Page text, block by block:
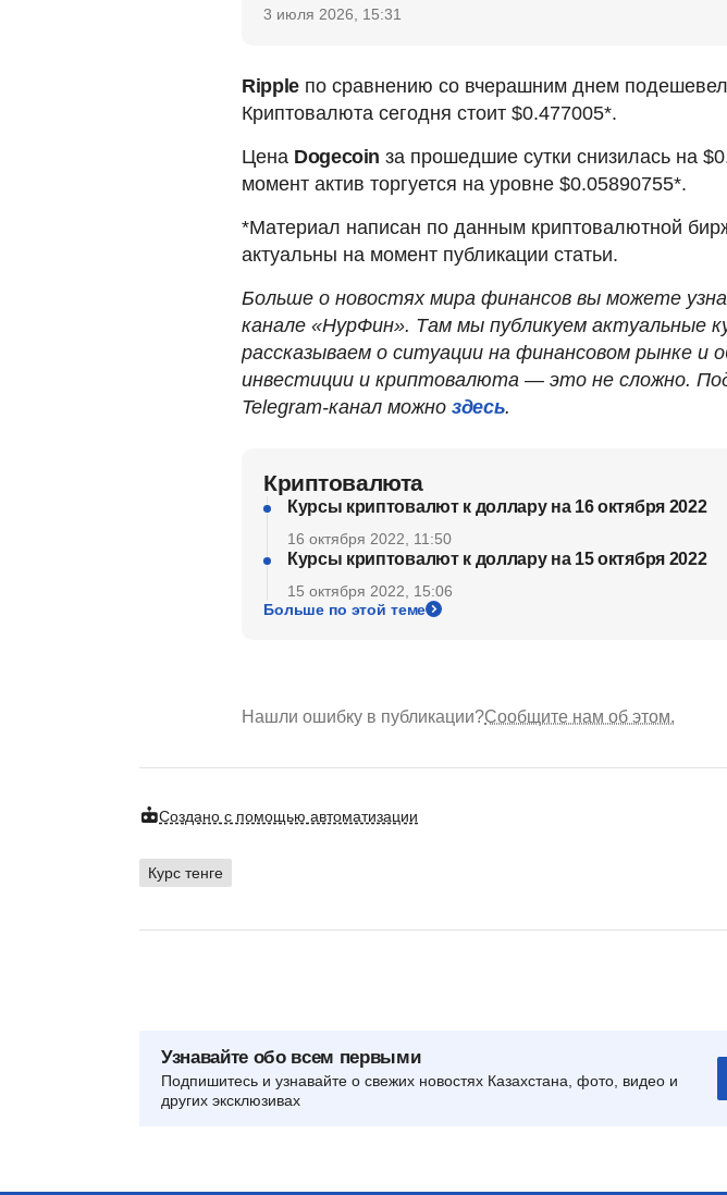
3 июля 2026, 15:31
Rippleпо сравнению со вчерашним днем
Криптовалюта сегодня стоит $0.477005*.
Цена Dogecoin за прошедшие сутки снизилась на
момент актив торгуется на уровне $0.05890755*.
*Материал написан по данным криптовалютной
актуальны на момент публикации статьи.
Больше о новостях мира финансов вы можете
канале «НурФин». Там мы публикуем актуальные
рассказываем о ситуации на финансовом рынке и
инвестиции и криптовалюта — это не сложно.
Telegram-канал можно здесь.
Криптовалюта
Курсы криптовалют к доллару на 16 октября 2022
16 октября 2022, 11:50
Курсы криптовалют к доллару на 15 октября 2022
15 октября 2022, 15:06
Больше по этой теме
Нашли ошибку в публикации?Сообщите нам об этом.
Создано с помощью автоматизации
Курс тенге
Узнавайте обо всем первыми
Подпишитесь и узнавайте о свежих новостях Казахстана, фото, видео и
других эксклюзивах